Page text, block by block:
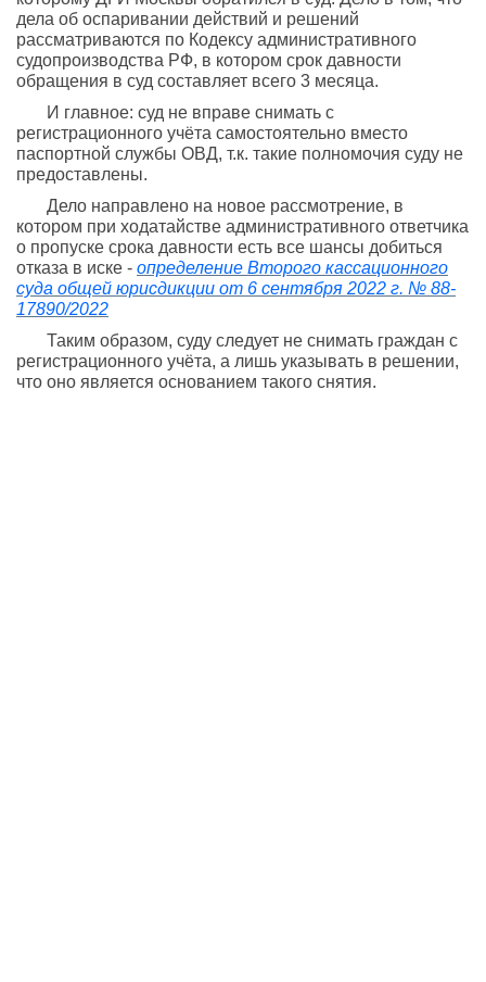
дела об оспаривании действий и решений
рассматриваются по Кодексу административного
судопроизводства РФ, в котором срок давности
обращения в суд составляет всего 3 месяца.
И главное: суд не вправе снимать с
регистрационного учёта самостоятельно вместо
паспортной службы ОВД, т.к. такие полномочия суду не
предоставлены.
Дело направлено на новое рассмотрение, в
котором при ходатайстве административного ответчика
о пропуске срока давности есть все шансы добиться
отказа в иске - определение Второго кассационного
суда общей юрисдикции от 6 сентября 2022 г. № 88-
17890/2022
Таким образом, суду следует не снимать граждан с
регистрационного учёта, а лишь указывать в решении,
что оно является основанием такого снятия.